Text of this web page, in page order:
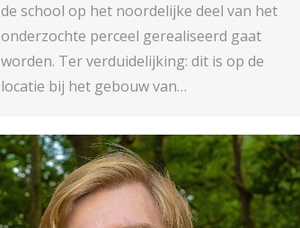
de school op het noordelijke deel van het
onderzochte perceel gerealiseerd gaat
worden. Ter verduidelijking: dit is op de
locatie bij het gebouw van…